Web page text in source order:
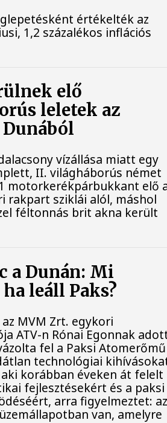
értékelték az
1,2 százalékos inflációs
elő
leletek az
vízállása miatt egy
II. világháborús német
motorkerékpárbukkant elő
rakpart sziklái alól, máshol
féltonnás brit akna került
a Dunán: Mi
leáll Paks?
MVM Zrt. egykori
ATV-n Rónai Egonnak
fel a Paksi Atomerőmű
technológiai
aki korábban éveken át felelt
fejlesztésekért és a paksi
arra figyelmeztet:
van, amelyre